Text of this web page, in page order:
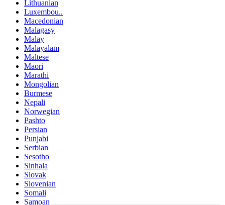
Lithuanian
Luxembou..
Macedonian
Malagasy
Malay
Malayalam
Maltese
Maori
Marathi
Mongolian
Burmese
Nepali
Norwegian
Pashto
Persian
Punjabi
Serbian
Sesotho
Sinhala
Slovak
Slovenian
Somali
Samoan